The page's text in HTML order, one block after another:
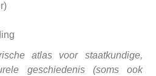
atlas voor staatkundige,
geschiedenis (soms ook